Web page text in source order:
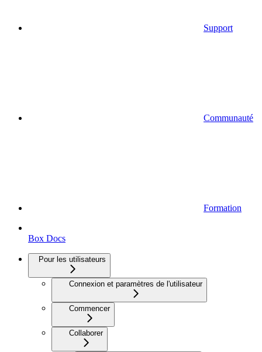
Support
Communauté
Formation
Box Docs
Pour les utilisateurs
Connexion et paramètres de l'utilisateur
Commencer
Collaborer